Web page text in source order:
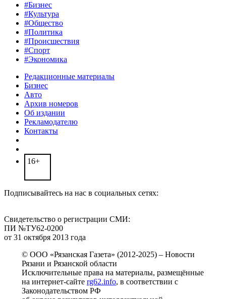
#Бизнес
#Культура
#Общество
#Политика
#Происшествия
#Спорт
#Экономика
Редакционные материалы
Бизнес
Авто
Архив номеров
Об издании
Рекламодателю
Контакты
16+
Подписывайтесь на нас в социальных сетях:
Свидетельство о регистрации СМИ:
ПИ №ТУ62-0200
от 31 октября 2013 года
© ООО «Рязанская Газета» (2012-2025) – Новости
Рязани и Рязанской области
Исключительные права на материалы, размещённые
на интернет-сайте rg62.info, в соответствии с
Законодательством РФ